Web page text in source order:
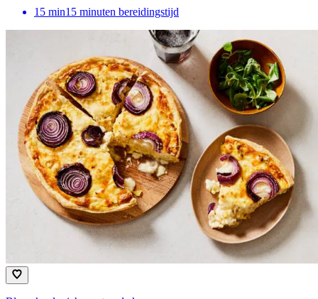
15 min15 minuten bereidingstijd